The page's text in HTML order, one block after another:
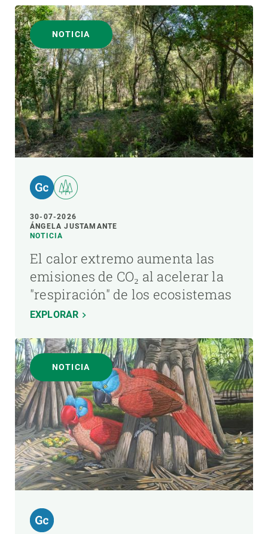
NOTICIA
30-07-2026
ÁNGELA JUSTAMANTE
NOTICIA
El calor extremo aumenta las
emisiones de CO₂ al acelerar la
"respiración" de los ecosistemas
EXPLORAR
NOTICIA